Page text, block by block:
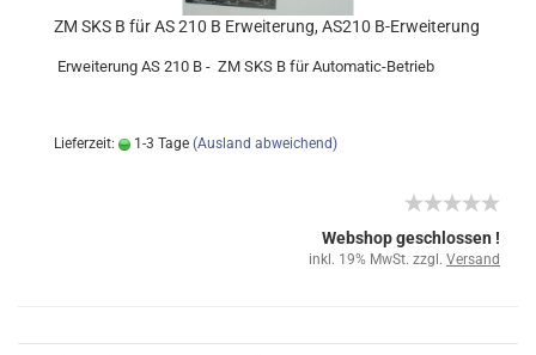
ZM SKS B für AS 210 B Erweiterung, AS210 B-Erweiterung
Erweiterung AS 210 B - ZM SKS B für Automatic-Betrieb
Lieferzeit: 1-3 Tage (Ausland abweichend)
Webshop geschlossen !
inkl. 19% MwSt. zzgl. Versand